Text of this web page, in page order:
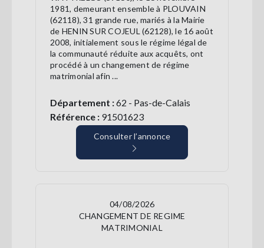
1981, demeurant ensemble à PLOUVAIN
(62118), 31 grande rue, mariés à la Mairie
de HENIN SUR COJEUL (62128), le 16 août
2008, initialement sous le régime légal de
la communauté réduite aux acquêts, ont
procédé à un changement de régime
matrimonial afin ...
Département :62 - Pas-de-Calais
Référence : 91501623
Consulter l’annonce
04/08/2026
CHANGEMENT DE REGIME
MATRIMONIAL